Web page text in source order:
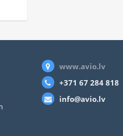
www.avio.lv
+371 67 284 818
info@avio.lv